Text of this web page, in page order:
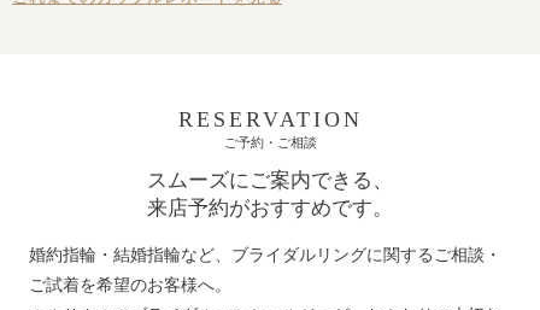
RESERVATION
ご予約・ご相談
スムーズにご案内できる、
来店予約がおすすめです。
婚約指輪・結婚指輪など、ブライダルリングに関するご相談・
ご試着を希望のお客様へ。